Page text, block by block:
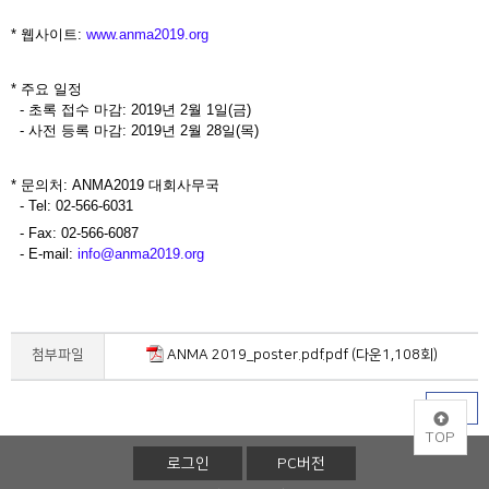
* 웹사이트: www.anma2019.org
* 주요 일정
- 초록 접수 마감: 2019년 2월 1일(금)
- 사전 등록 마감: 2019년 2월 28일(목)
* 문의처: ANMA2019 대회사무국
- Tel: 02-566-6031
- Fax: 02-566-6087
- E-mail: info@anma2019.org
첨부파일 ANMA 2019_poster.pdf.pdf (다운1,108회)
목록
TOP
로그인
PC버전